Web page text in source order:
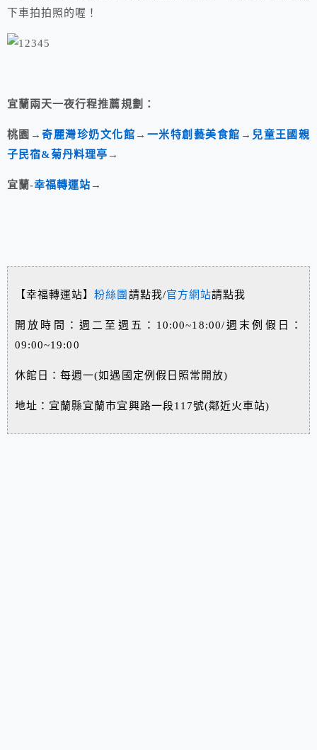
下車拍拍照的喔！
宜蘭兩天一夜行程推薦規劃：
桃園→奇麗灣珍奶文化館 → 一米特創藝美食館 → 兒童王國親
子民宿&菊丹料理亭 →
宜蘭-幸福轉運站 →
【幸福轉運站】粉絲團 請點我/官方網站請點我
開放時間：週二至週五：10:00~18:00/週末例假日：
09:00~19:00
休館日：每週一(如遇國定例假日照常開放)
地址：宜蘭縣宜蘭市宜興路一段117號(鄰近火車站)